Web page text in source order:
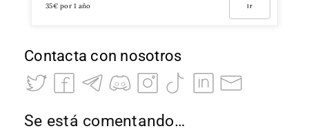
35€ por 1 año Ir
Contacta con nosotros
Se está comentando…